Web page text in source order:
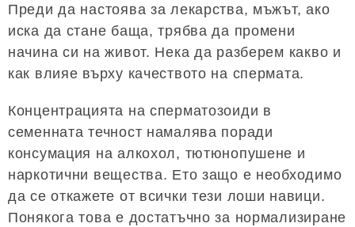
Преди да настоява за лекарства, мъжът, ако
иска да стане баща, трябва да промени
начина си на живот. Нека да разберем какво и
как влияе върху качеството на спермата.
Концентрацията на сперматозоиди в
семенната течност намалява поради
консумация на алкохол, тютюнопушене и
наркотични вещества. Ето защо е необходимо
да се откажете от всички тези лоши навици.
Понякога това е достатъчно за нормализиране